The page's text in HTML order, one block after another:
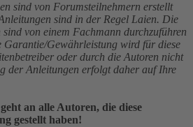
sind von Forumsteilnehmern erstellt
sind in der Regel Laien. Die
von einem Fachmann durchzuführen
Garantie/Gewährleistung wird für diese
oder durch die Autoren nicht
der Anleitungen erfolgt daher auf Ihre
an alle Autoren, die diese
gestellt haben!